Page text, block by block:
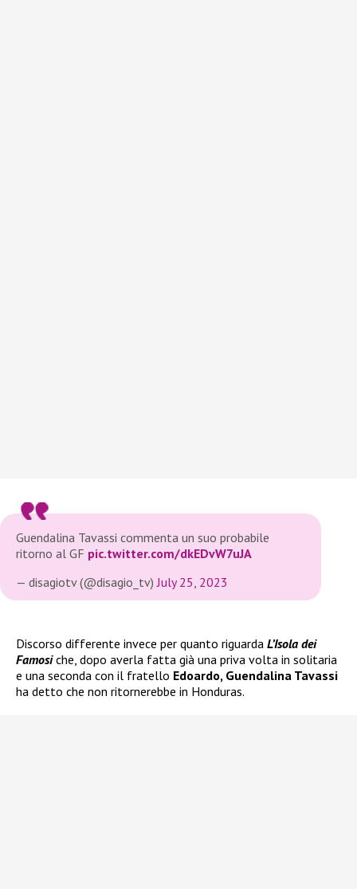
Guendalina Tavassi commenta un suo probabile
ritorno al GF pic.twitter.com/dkEDvW7uJA
— disagiotv (@disagio_tv) July 25, 2023
Discorso differente invece per quanto riguarda L’Isola dei
Famosiche, dopo averla fatta già una priva volta in solitaria
e una seconda con il fratello Edoardo, Guendalina Tavassi
ha detto che non ritornerebbe in Honduras.